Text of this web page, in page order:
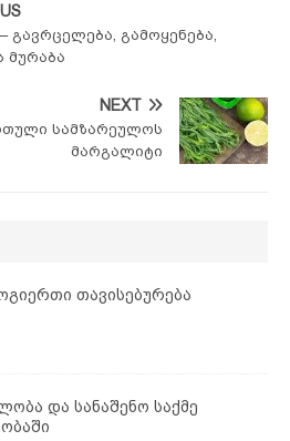
გავრცელება, გამოყენება,
მურაბა
NEXT
სამზარეულოს
მარგალიტი
თავისებურება
და სანაშენო საქმე